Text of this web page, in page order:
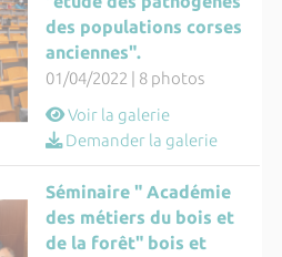
des populations corses
anciennes".
01/04/2022 | 8 photos
Voir la galerie
Demander la galerie
Séminaire " Académie
des métiers du bois et
de la forêt" bois et